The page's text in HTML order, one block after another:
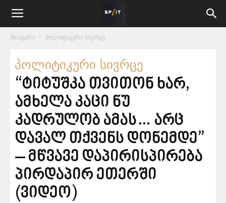
მთავარი პოლიტიკური სივრცე
პოლიტიკური სივრცე
“ტიტუშკა თვითონ ხარ,
ამხელა კაცი ნუ
კადრულობ ამას… არც
დავალ თქვენს დონემდე”
– მწვავე დაპირისპირება
პირდაპირ ეთერში
(ვიდეო)